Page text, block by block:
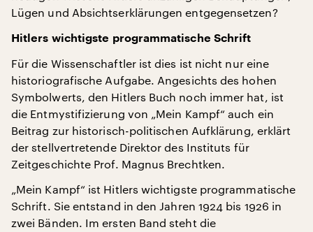
Lügen und Absichtserklärungen entgegensetzen?
Hitlers wichtigste programmatische Schrift
Für die Wissenschaftler ist dies ist nicht nur eine
historiografische Aufgabe. Angesichts des hohen
Symbolwerts, den Hitlers Buch noch immer hat, ist
die Entmystifizierung von „Mein Kampf“ auch ein
Beitrag zur historisch-politischen Aufklärung, erklärt
der stellvertretende Direktor des Instituts für
Zeitgeschichte Prof. Magnus Brechtken.
„Mein Kampf“ ist Hitlers wichtigste programmatische
Schrift. Sie entstand in den Jahren 1924 bis 1926 in
zwei Bänden. Im ersten Band steht die